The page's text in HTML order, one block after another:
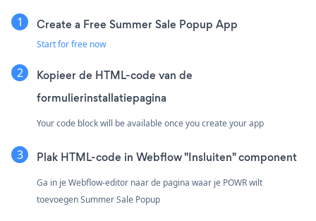
Create a Free Summer Sale Popup App
Start for free now
Kopieer de HTML-code van de
formulierinstallatiepagina
Your code block will be available once you create your app
Plak HTML-code in Webflow "Insluiten" component
Ga in je Webflow-editor naar de pagina waar je POWR wilt
toevoegen Summer Sale Popup